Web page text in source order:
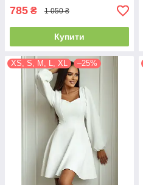
785 ₴ 1 050 ₴
Купити
XS, S, M, L, XL –25%